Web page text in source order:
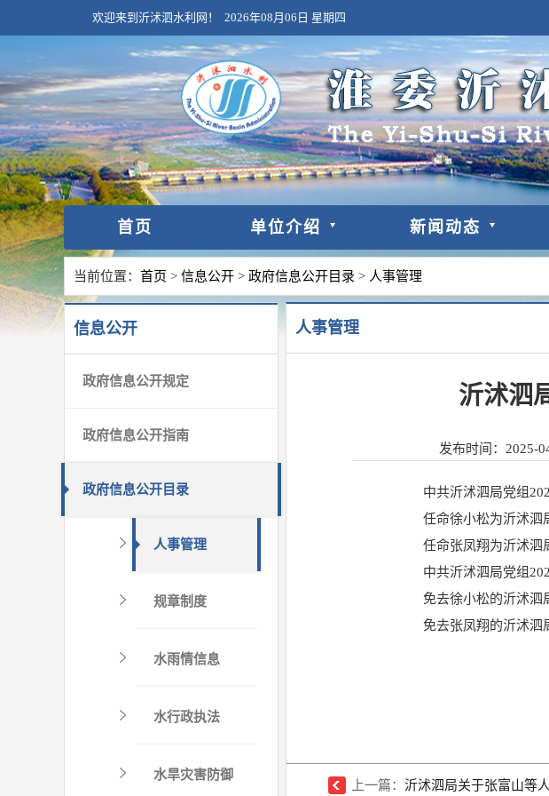
欢迎来到沂沭泗水利网！ 2026年08月06日 星期四
首页 单位介绍 新闻动态
当前位置： 首页 > 信息公开 > 政府信息公开目录 > 人事管理
信息公开
政府信息公开规定
政府信息公开指南
政府信息公开目录
人事管理
规章制度
水雨情信息
水行政执法
水旱灾害防御
人事管理
沂沭泗
发布时间： 2025-
中共沂沭泗局党组
任命徐小松为沂沭泗
任命张凤翔为沂沭泗
中共沂沭泗局党组
免去徐小松的沂沭泗
免去张凤翔的沂沭泗
上一篇： 沂沭泗局关于张富山等